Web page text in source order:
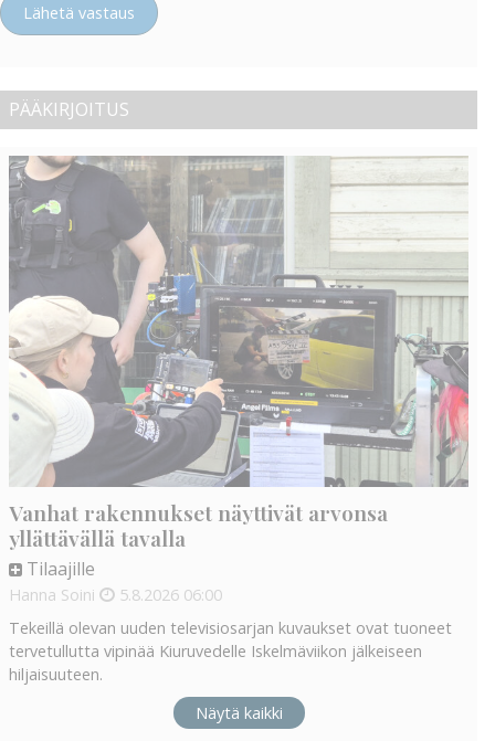
Lähetä vastaus
PÄÄKIRJOITUS
Vanhat rakennukset näyttivät arvonsa
yllättävällä tavalla
Tilaajille
Hanna Soini 5.8.2026 06:00
Tekeillä olevan uuden televisiosarjan kuvaukset ovat tuoneet
tervetullutta vipinää Kiuruvedelle Iskelmäviikon jälkeiseen
hiljaisuuteen.
Näytä kaikki